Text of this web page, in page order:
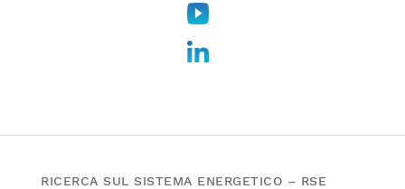
RICERCA SUL SISTEMA ENERGETICO – RSE